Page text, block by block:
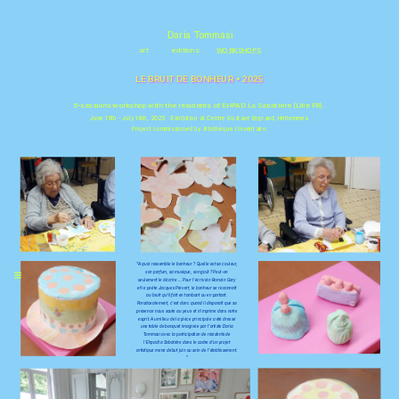
Daria Tommasi
art editions WORKSHOPS
LE BRUIT DE BONHEUR • 2025
5-sessions workshop with the residents of EHPAD La Sabotière (Lille FR).
June 15th - July 14th, 2025  : Exhibition at Centre Gustave Engrand, Hellemmes.
Project commissioned by Artothèque l'inventaire.
"A quoi ressemble le bonheur ? Quelle est sa couleur,
son parfum, sa musique, son goût ? Peut-on
seulement le décrire ... Pour l'écrivain Romain Gary
et le poète Jacques Prévert, le bonheur se reconnaît
au bruit qu'il fait en tombant ou en partant.
Paradoxalement, c'est donc quand il disparaît que sa
présence nous saute au yeux et s'imprime dans notre
esprit. Au milieu de la pièce principale a été dressé
une table de banquet imaginée par l'artiste Daria
Tommasi avec la participation de résidents de
l'Ehpad la Sabotière dans le cadre d'un projet
artistique mené début juin au sein de l'établissement.
"